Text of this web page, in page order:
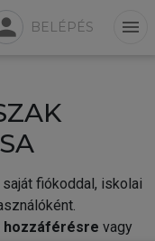
BELÉPÉS menu
fiókoddal, iskolai
hozzáférésre vagy